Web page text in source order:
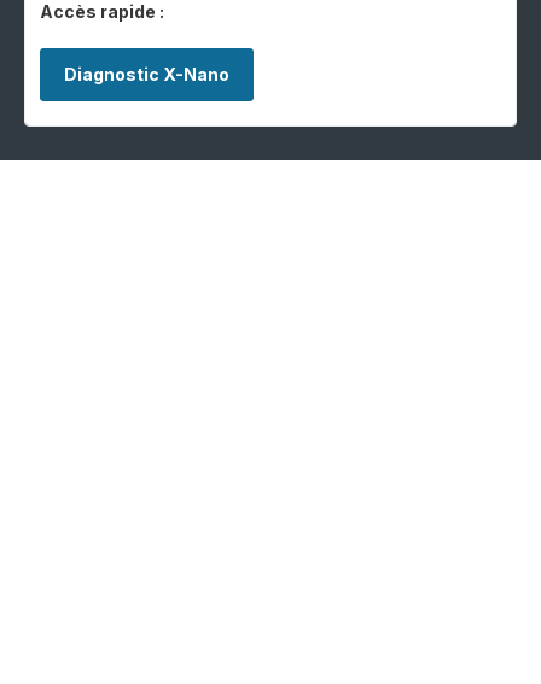
Accès rapide :
Diagnostic X-Nano